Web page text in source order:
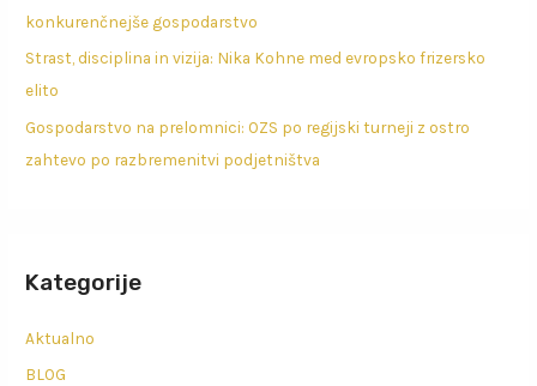
konkurenčnejše gospodarstvo
Strast, disciplina in vizija: Nika Kohne med evropsko frizersko
elito
Gospodarstvo na prelomnici: OZS po regijski turneji z ostro
zahtevo po razbremenitvi podjetništva
Kategorije
Aktualno
BLOG